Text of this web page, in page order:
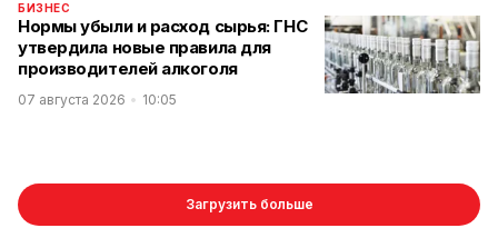
БИЗНЕС
Нормы убыли и расход сырья: ГНС
утвердила новые правила для
производителей алкоголя
07 августа 2026 10:05
Загрузить больше